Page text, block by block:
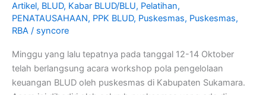
Artikel, BLUD, Kabar BLUD/BLU, Pelatihan,
PENATAUSAHAAN, PPK BLUD, Puskesmas, Puskesmas,
RBA / syncore
Minggu yang lalu tepatnya pada tanggal 12-14 Oktober
telah berlangsung acara workshop pola pengelolaan
keuangan BLUD oleh puskesmas di Kabupaten Sukamara.